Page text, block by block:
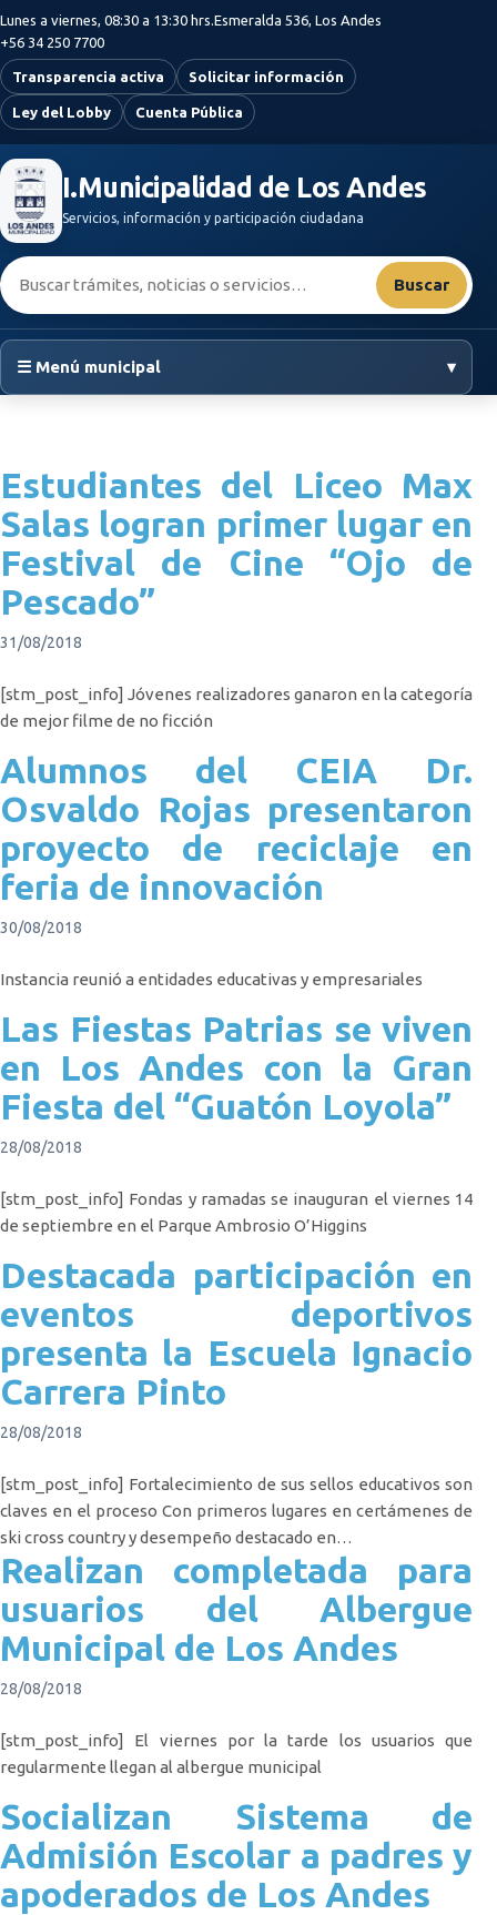
Saltar al contenido principal
Lunes a viernes, 08:30 a 13:30 hrs.Esmeralda 536, Los Andes
+56 34 250 7700
Transparencia activa Solicitar información
Ley del Lobby Cuenta Pública
I.Municipalidad de Los Andes
Servicios, información y participación ciudadana
Buscar:
Buscar
☰ Menú municipal ▾
Estudiantes del Liceo Max
Salas logran primer lugar en
Festival de Cine “Ojo de
Pescado”
31/08/2018
[stm_post_info] Jóvenes realizadores ganaron en la categoría
de mejor filme de no ficción
Alumnos del CEIA Dr.
Osvaldo Rojas presentaron
proyecto de reciclaje en
feria de innovación
30/08/2018
Instancia reunió a entidades educativas y empresariales
Las Fiestas Patrias se viven
en Los Andes con la Gran
Fiesta del “Guatón Loyola”
28/08/2018
[stm_post_info] Fondas y ramadas se inauguran el viernes 14
de septiembre en el Parque Ambrosio O’Higgins
Destacada participación en
eventos deportivos
presenta la Escuela Ignacio
Carrera Pinto
28/08/2018
[stm_post_info] Fortalecimiento de sus sellos educativos son
claves en el proceso Con primeros lugares en certámenes de
ski cross country y desempeño destacado en…
Realizan completada para
usuarios del Albergue
Municipal de Los Andes
28/08/2018
[stm_post_info] El viernes por la tarde los usuarios que
regularmente llegan al albergue municipal
Socializan Sistema de
Admisión Escolar a padres y
apoderados de Los Andes